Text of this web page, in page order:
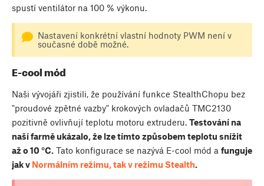
spustí ventilátor na 100 % výkonu.
Nastavení konkrétní vlastní hodnoty PWM není v
současné době možné.
E-cool mód
Naši vývojáři zjistili, že používání funkce StealthChopu bez
"proudové zpětné vazby" krokových ovladačů TMC2130
pozitivně ovlivňují teplotu motoru extruderu. Testování na
naší farmě ukázalo, že lze tímto způsobem teplotu snížit
až o 10 °C. Tato konfigurace se nazývá E-cool mód a funguje
jak v Normálním režimu, tak v režimu Stealth.